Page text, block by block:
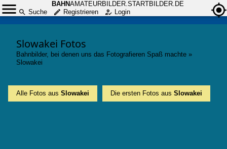
BAHNAMATEURBILDER.STARTBILDER.DE
Suche
Registrieren Login
Slowakei Fotos
Bahnbilder, bei denen uns das Fotografieren Spaß machte »
Slowakei
Alle Fotos aus Slowakei Die ersten Fotos aus Slowakei